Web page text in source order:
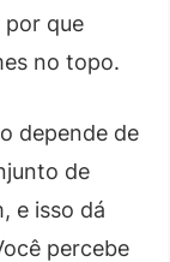
por que
no topo.
depende de
de
e isso dá
percebe